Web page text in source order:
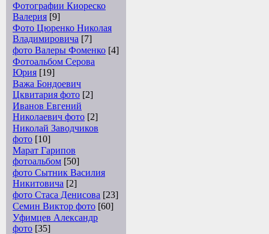
Фотографии Киореско
Валерия [9]
Фото Цюренко Николая
Владимировича [7]
фото Валеры Фоменко [4]
Фотоальбом Серова
Юрия [19]
Важа Бондоевич
Цквитария фото [2]
Иванов Евгений
Николаевич фото [2]
Николай Заводчиков
фото [10]
Марат Гарипов
фотоальбом [50]
фото Сытник Василия
Никитовича [2]
фото Стаса Денисова [23]
Семин Виктор фото [60]
Уфимцев Александр
фото [35]